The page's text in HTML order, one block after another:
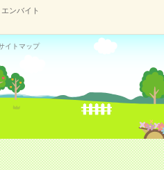
ンバイト
イトマップ